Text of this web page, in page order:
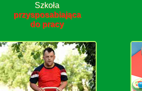
Szkoła
przysposabiająca
do pracy